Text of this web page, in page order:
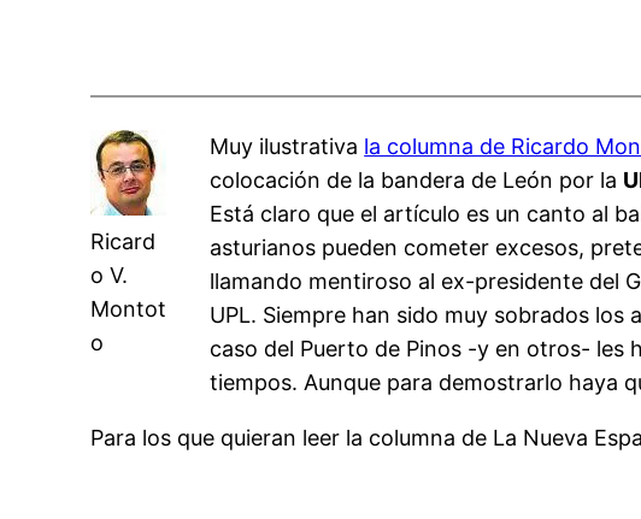
Ricard
o V.
Montot
o
Muy ilustrativa la columna de Ricardo
colocación de la bandera de León por la
Está claro que el artículo es un canto al
asturianos pueden cometer excesos,
llamando mentiroso al ex-presidente del
UPL. Siempre han sido muy sobrados
caso del Puerto de Pinos -y en otros- les
tiempos. Aunque para demostrarlo haya
Para los que quieran leer la columna de La Nueva